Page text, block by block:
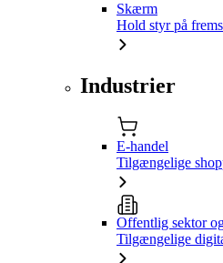
Skærm
Hold styr på
Industrier
E-handel
Tilgængelige
Offentlig sektor
Tilgængelige